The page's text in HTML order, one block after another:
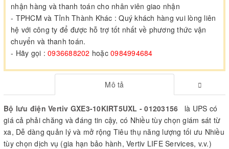
nhận hàng và thanh toán cho nhân viên giao nhận
- TPHCM và Tỉnh Thành Khác : Quý khách hàng vui lòng liên
hệ với công ty để được hỗ trợ tốt nhất về phương thức vận
chuyển và thanh toán.
- Hãy gọi : 0936688202 hoặc 0984994684
Mô tả
Bộ lưu điện Vertiv GXE3-10KIRT5UXL - 01203156
là UPS có
giá cả phải chăng và đáng tin cậy, có Nhiều tùy chọn giám sát từ
xa, Dễ dàng quản lý và mở rộng Tiêu thụ năng lượng tối ưu Nhiều
tùy chọn dịch vụ (gia hạn bảo hành, Vertiv LIFE Services, v.v.)